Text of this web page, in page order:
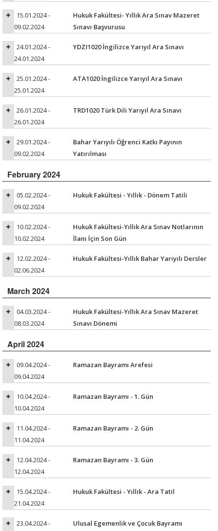
15.01.2024 -
09.02.2024
Hukuk Fakültesi- Yıllık Ara Sınav Mazeret
Sınavı Başvurusu
24.01.2024 -
24.01.2024
YDZI1020 İngilizce Yarıyıl Ara Sınavı
25.01.2024 -
25.01.2024
ATA1020 İngilizce Yarıyıl Ara Sınavı
26.01.2024 -
26.01.2024
TRD1020 Türk Dili Yarıyıl Ara Sınavı
29.01.2024 -
09.02.2024
Bahar Yarıyılı Öğrenci Katkı Payının
Yatırılması
February 2024
05.02.2024 -
09.02.2024
Hukuk Fakültesi - Yıllık - Dönem Tatili
10.02.2024 -
10.02.2024
Hukuk Fakültesi-Yıllık Ara Sınav Notlarının
İlanı İçin Son Gün
12.02.2024 -
02.06.2024
Hukuk Fakültesi-Yıllık Bahar Yarıyılı Dersler
March 2024
04.03.2024 -
08.03.2024
Hukuk Fakültesi-Yıllık Ara Sınav Mazeret
Sınavı Dönemi
April 2024
09.04.2024 -
09.04.2024
Ramazan Bayramı Arefesi
10.04.2024 -
10.04.2024
Ramazan Bayramı - 1. Gün
11.04.2024 -
11.04.2024
Ramazan Bayramı - 2. Gün
12.04.2024 -
12.04.2024
Ramazan Bayramı - 3. Gün
15.04.2024 -
21.04.2024
Hukuk Fakültesi - Yıllık - Ara Tatil
23.04.2024 -
Ulusal Egemenlik ve Çocuk Bayramı